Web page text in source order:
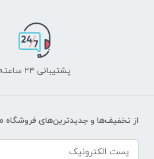
پشتیبانی ۲۴ ساعته
از تخفیف‌ها و جدیدترین‌های فروشگاه